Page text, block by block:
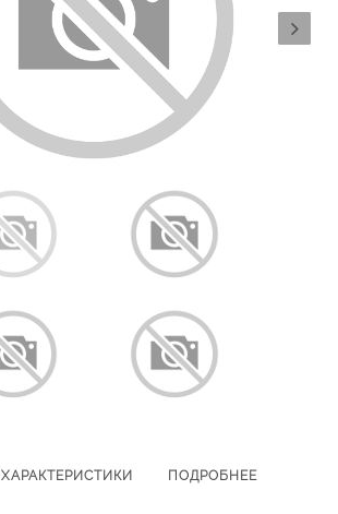
ХАРАКТЕРИСТИКИ ПОДРОБНЕЕ